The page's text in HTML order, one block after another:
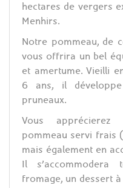
hectares de vergers
Menhirs.
Notre pommeau, de
vous offrira un bel
et amertume. Vieilli
6 ans, il
pruneaux.
Vous apprécierez
pommeau servi frais
mais également en
Il
fromage, un dessert